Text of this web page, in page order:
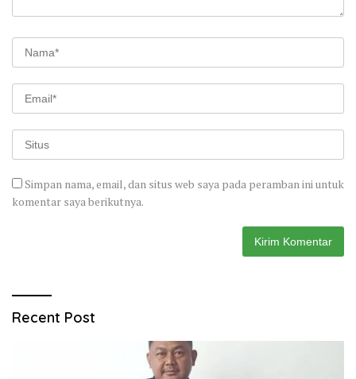
Simpan nama, email, dan situs web saya pada peramban ini untuk
komentar saya berikutnya.
Recent Post